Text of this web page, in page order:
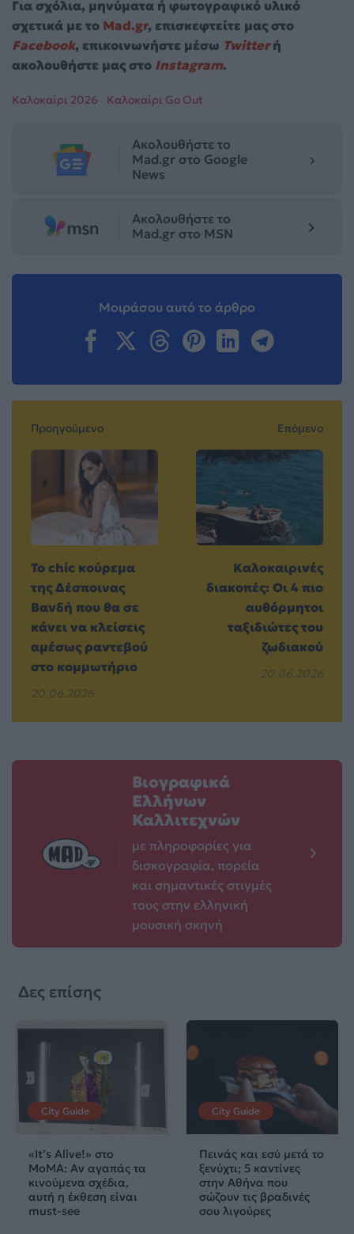
Για σχόλια, μηνύματα ή φωτογραφικό υλικό
σχετικά με το Mad.gr, επισκεφτείτε μας στο
Facebook, επικοινωνήστε μέσω Twitterή
ακολουθήστε μας στο Instagram.
Καλοκαίρι 2026 Καλοκαίρι Go Out
Ακολουθήστε το
Mad.gr στο Google
News
Ακολουθήστε το
Mad.gr στο MSN
Μοιράσου αυτό το άρθρο
Προηγούμενο
Το chic κούρεμα
της Δέσποινας
Βανδή που θα σε
κάνει να κλείσεις
αμέσως ραντεβού
στο κομμωτήριο
20.06.2026
Επόμενο
Καλοκαιρινές
διακοπές: Οι 4 πιο
αυθόρμητοι
ταξιδιώτες του
ζωδιακού
20.06.2026
Βιογραφικά
Ελλήνων
Καλλιτεχνών
με πληροφορίες για
δισκογραφία, πορεία
και σημαντικές στιγμές
τους στην ελληνική
μουσική σκηνή
Δες επίσης
City Guide
«It’s Alive!» στο
MoMA: Αν αγαπάς τα
κινούμενα σχέδια,
αυτή η έκθεση είναι
must-see
City Guide
Πεινάς και εσύ μετά το
ξενύχτι; 5 καντίνες
στην Αθήνα που
σώζουν τις βραδινές
σου λιγούρες